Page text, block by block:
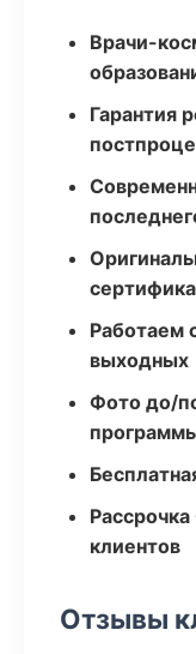
Врачи-
Гарантия
Работаем
выходных
Фото до/
клиентов
Отзывы